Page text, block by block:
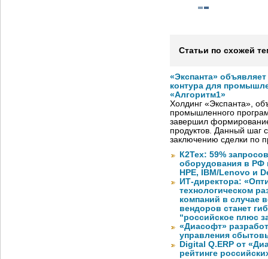
Статьи по схожей
«Экспанта»
контура для
«Алгоритм1»
Холдинг «Экспанта»,
промышленного
завершил
продуктов. Данный шаг
заключению сделки по
К2Тех: 59%
оборудования в РФ
HPE, IBM/Lenovo и
ИТ-директора:
технологическом
компаний в случае
вендоров станет
“российское плюс
«Диасофт»
управления
Digital Q.ERP от
рейтинге